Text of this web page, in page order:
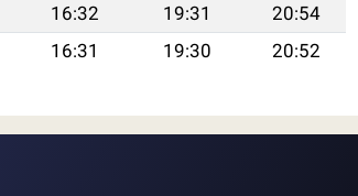
16:32 19:31
20:54
16:31 19:30 20:52